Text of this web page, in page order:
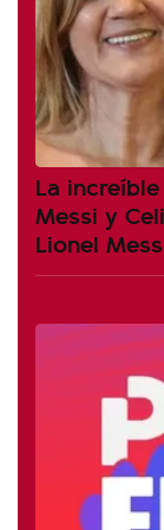
La
Messi y
Lionel